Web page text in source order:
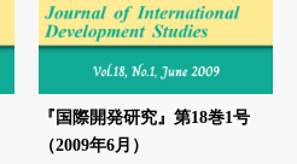
『国際開発研究』第18巻1号
（2009年6月）